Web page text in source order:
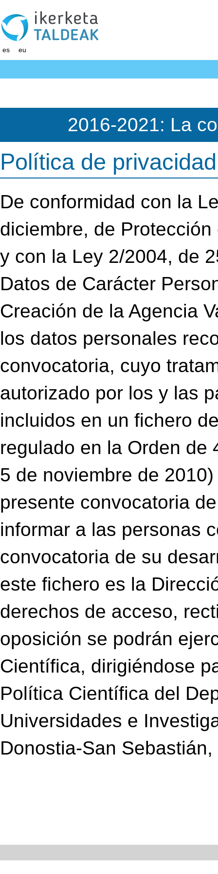
es eu
2016-2021: La
Política de privacidad
De conformidad con la
diciembre, de
y con la Ley 2/2004, de
Datos de Carácter
Creación de la Agencia
los datos personales
convocatoria, cuyo
autorizado por los y las
incluidos en un fichero
regulado en la Orden de
5 de noviembre de
presente convocatoria
informar a las personas
convocatoria de su
este fichero es la
derechos de acceso,
oposición se podrán
Científica, dirigiéndose
Política Científica del
Universidades e
Donostia-San